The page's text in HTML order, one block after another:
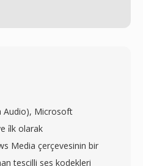
Audio), Microsoft
i̇lk olarak
Media çerçevesinin bir
tescilli ses kodekleri